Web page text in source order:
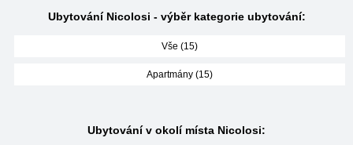
Ubytování Nicolosi - výběr kategorie ubytování:
Vše (15)
Apartmány (15)
Ubytování v okolí místa Nicolosi: